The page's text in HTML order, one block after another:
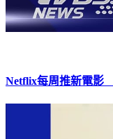
Netflix每周推新電影